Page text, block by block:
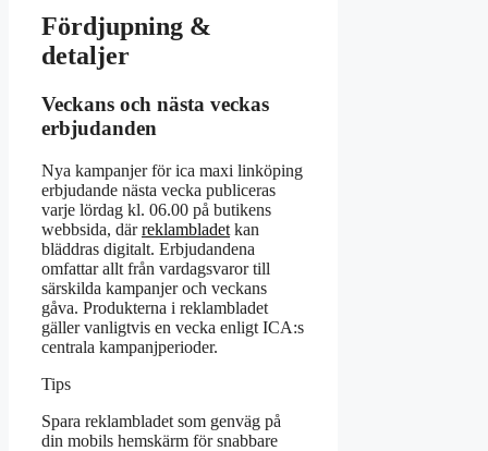
Fördjupning &
detaljer
Veckans och nästa veckas
erbjudanden
Nya kampanjer för ica maxi linköping
erbjudande nästa vecka publiceras
varje lördag kl. 06.00 på butikens
webbsida, därreklambladet kan
bläddras digitalt. Erbjudandena
omfattar allt från vardagsvaror till
särskilda kampanjer och veckans
gåva. Produkterna i reklambladet
gäller vanligtvis en vecka enligt ICA:s
centrala kampanjperioder.
Tips
Spara reklambladet som genväg på
din mobils hemskärm för snabbare